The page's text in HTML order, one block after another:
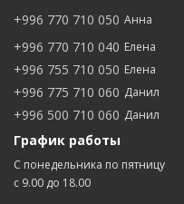
+996 770 710 050 Анна
+996 770 710 040 Елена
+996 755 710 050 Елена
+996 775 710 060 Данил
+996 500 710 060 Данил
График работы
С понедельника по пятницу
с 9.00 до 18.00